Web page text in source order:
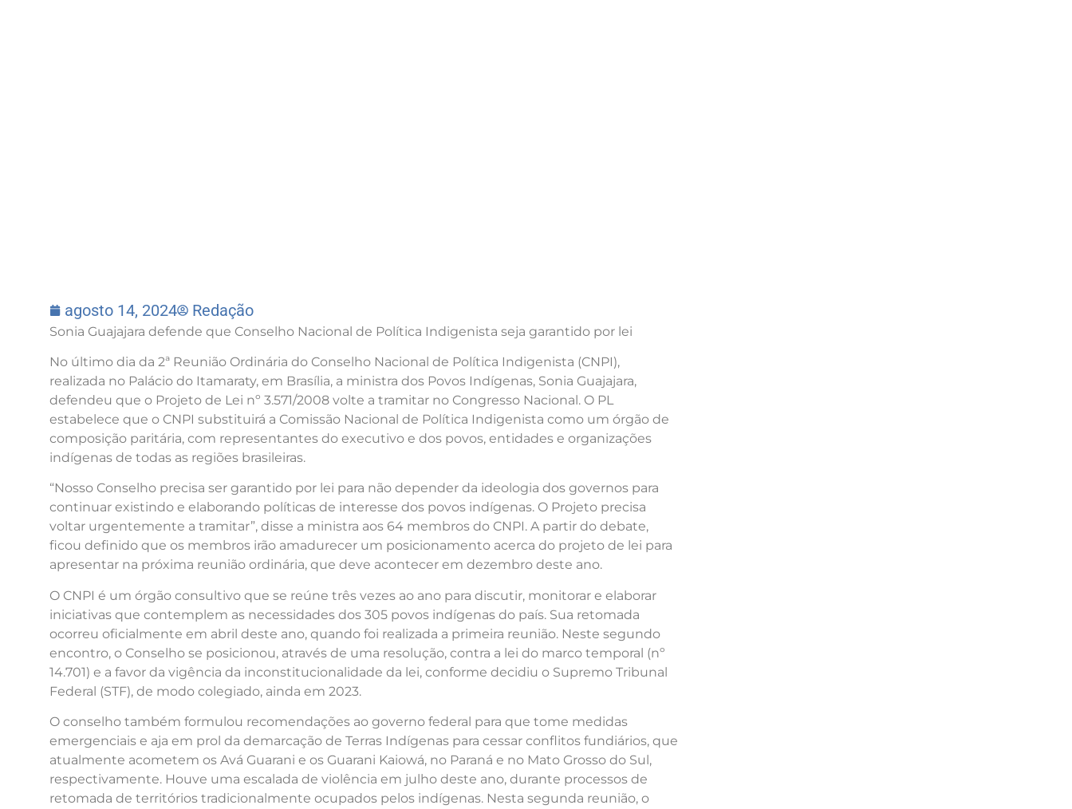
agosto 14, 2024 Redação
Sonia Guajajara defende que Conselho Nacional de Política Indigenista seja garantido por lei
No último dia da 2ª Reunião Ordinária do Conselho Nacional de Política Indigenista (CNPI),
realizada no Palácio do Itamaraty, em Brasília, a ministra dos Povos Indígenas, Sonia Guajajara,
defendeu que o Projeto de Lei nº 3.571/2008 volte a tramitar no Congresso Nacional. O PL
estabelece que o CNPI substituirá a Comissão Nacional de Política Indigenista como um órgão de
composição paritária, com representantes do executivo e dos povos, entidades e organizações
indígenas de todas as regiões brasileiras.
“Nosso Conselho precisa ser garantido por lei para não depender da ideologia dos governos para
continuar existindo e elaborando políticas de interesse dos povos indígenas. O Projeto precisa
voltar urgentemente a tramitar”, disse a ministra aos 64 membros do CNPI. A partir do debate,
ficou definido que os membros irão amadurecer um posicionamento acerca do projeto de lei para
apresentar na próxima reunião ordinária, que deve acontecer em dezembro deste ano.
O CNPI é um órgão consultivo que se reúne três vezes ao ano para discutir, monitorar e elaborar
iniciativas que contemplem as necessidades dos 305 povos indígenas do país. Sua retomada
ocorreu oficialmente em abril deste ano, quando foi realizada a primeira reunião. Neste segundo
encontro, o Conselho se posicionou, através de uma resolução, contra a lei do marco temporal (nº
14.701) e a favor da vigência da inconstitucionalidade da lei, conforme decidiu o Supremo Tribunal
Federal (STF), de modo colegiado, ainda em 2023.
O conselho também formulou recomendações ao governo federal para que tome medidas
emergenciais e aja em prol da demarcação de Terras Indígenas para cessar conflitos fundiários, que
atualmente acometem os Avá Guarani e os Guarani Kaiowá, no Paraná e no Mato Grosso do Sul,
respectivamente. Houve uma escalada de violência em julho deste ano, durante processos de
retomada de territórios tradicionalmente ocupados pelos indígenas. Nesta segunda reunião, o